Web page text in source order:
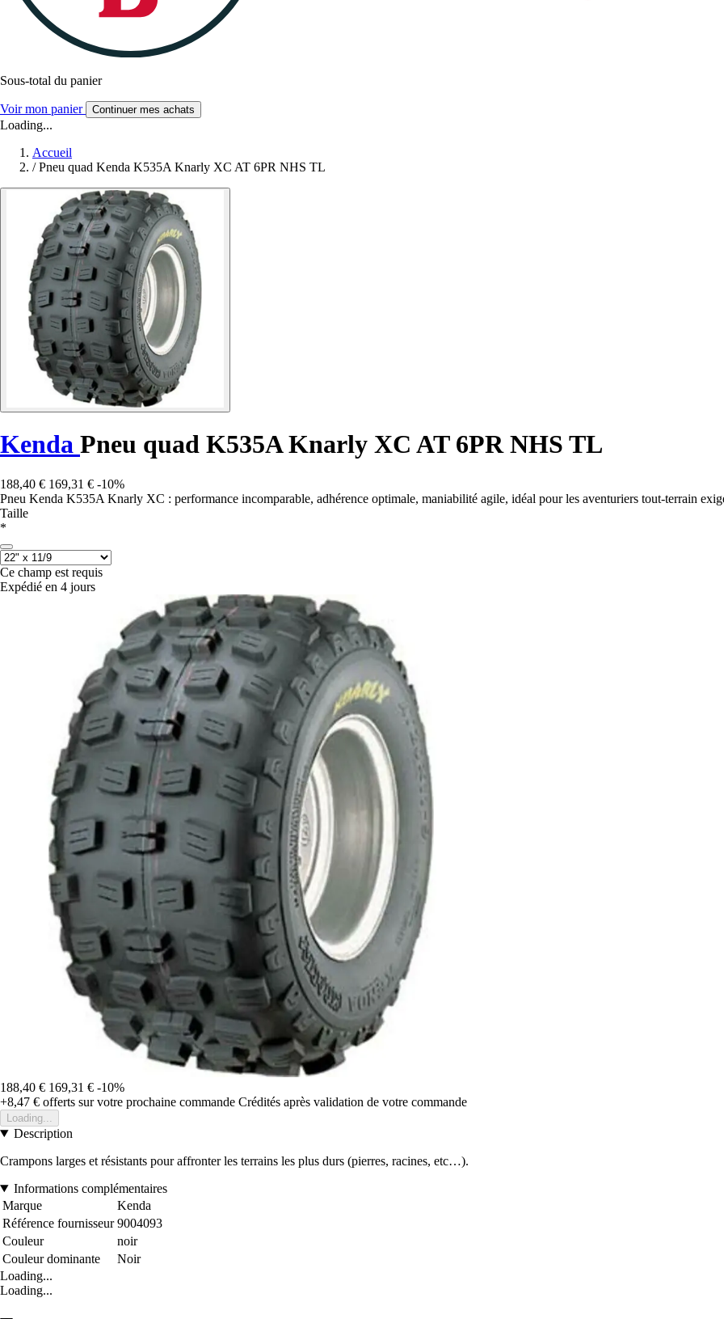
Sous-total du panier
Voir mon panier Continuer mes achats
Loading...
Accueil
/ Pneu quad Kenda K535A Knarly XC AT 6PR NHS TL
Kenda Pneu quad K535A Knarly XC AT 6PR NHS TL
188,40 € 169,31 € -10%
Pneu Kenda K535A Knarly XC : performance incomparable, adhérence optimale, maniabilité agile, idéal pour les aventuriers tout-terrain
Taille
*
Ce champ est requis
Expédié en 4 jours
188,40 € 169,31 € -10%
+8,47 € offerts sur votre prochaine commande Crédités après validation de votre commande
Loading...
Description
Crampons larges et résistants pour affronter les terrains les plus durs (pierres, racines, etc…).
Informations complémentaires
Marque
Kenda
Référence fournisseur 9004093
Couleur
noir
Couleur dominante
Noir
Loading...
Loading...